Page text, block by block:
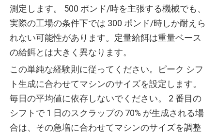
測定します。 500 ポンド/時を主張する機械でも、
実際の工場の条件下では 300 ポンド/時しか耐えら
れない可能性があります。定量給餌は重量ベース
の給餌とは大きく異なります。
この単純な経験則に従ってください。ピーク シフ
ト生成に合わせてマシンのサイズを設定します。
毎日の平均値に依存しないでください。 2 番目の
シフトで 1 日のスクラップの 70% が生成される場
合は、その急増に合わせてマシンのサイズを調整